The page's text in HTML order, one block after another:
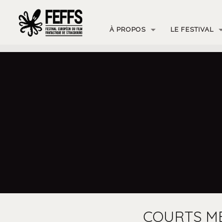
À PROPOS LE FESTIVAL
COURTS